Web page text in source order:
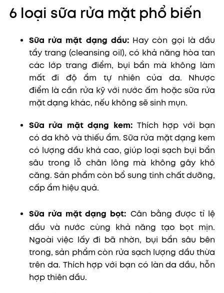
6 loại sữa rửa mặt phổ biến
Sữa rửa mặt dạng dầu:Hay còn gọi là dầu
tẩy trang (cleansing oil), có khả năng hòa tan
các lớp trang điểm, bụi bẩn mà không làm
mất đi độ ẩm tự nhiên của da. Nhược
điểm là cần rửa kỹ với nước ấm hoặc sữa rửa
mặt dạng khác, nếu không sẽ sinh mụn.
Sữa rửa mặt dạng kem: Thích hợp với bạn
có da khô và thiếu ẩm. Sữa rửa mặt dạng kem
có lượng dầu khá cao, giúp loại sạch bụi bẩn
sâu trong lỗ chân lông mà không gây khô
căng. Sản phẩm còn bổ sung tinh chất dưỡng,
cấp ẩm hiệu quả.
Sữa rửa mặt dạng bọt: Cân bằng được tỉ lệ
dầu và nước cùng khả năng tạo bọt mịn.
Ngoài việc lấy đi bã nhờn, bụi bẩn sâu bên
trong, sản phẩm còn rửa sạch lượng dầu thừa
trên da. Thích hợp với bạn có làn da dầu, hỗn
hợp thiên dầu.